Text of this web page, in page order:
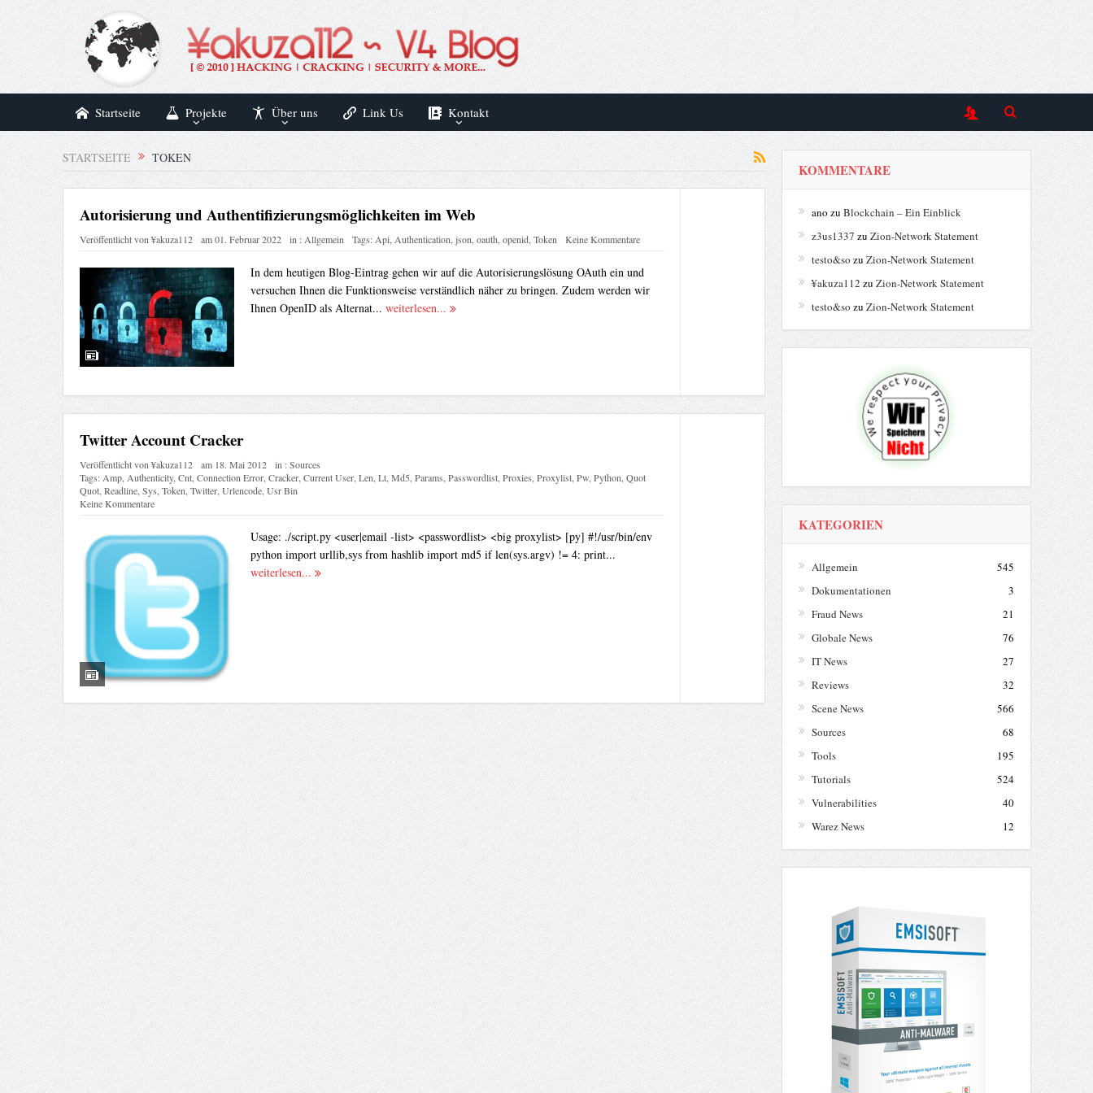
Startseite Projekte Über uns Link Us Kontakt
STARTSEITE TOKEN
Autorisierung und Authentifizierungsmöglichkeiten im Web
Veröffentlicht von¥akuza112 am01. Februar 2022 in :Allgemein Tags:Api,Authentication,json,oauth,openid,Token Keine Kommentare
In dem heutigen Blog-Eintrag gehen wir auf die Autorisierungslösung OAuth ein und
versuchen Ihnen die Funktionsweise verständlich näher zu bringen. Zudem werden wir
Ihnen OpenID als Alternat... weiterlesen...
Twitter Account Cracker
Veröffentlicht von¥akuza112 am 18. Mai 2012 in :Sources
Tags:Amp,Authenticity,Cnt,Connection Error,Cracker,Current User,Len,Lt,Md5,Params,Passwordlist,Proxies,Proxylist,Pw,Python,Quot
Quot,Readline,Sys,Token,Twitter,Urlencode,Usr Bin
Keine Kommentare
Usage: ./script.py <user|email -list> <passwordlist> <big proxylist> [py] #!/usr/bin/env
python import urllib,sys from hashlib import md5 if len(sys.argv) != 4: print...
weiterlesen...
KOMMENTARE
ano zu Blockchain – Ein Einblick
z3us1337 zu Zion-Network Statement
testo&so zu Zion-Network Statement
¥akuza112 zu Zion-Network Statement
testo&so zu Zion-Network Statement
KATEGORIEN
Allgemein
545
Dokumentationen
3
Fraud News
21
Globale News
76
IT News
27
Reviews
32
Scene News
566
Sources
68
Tools
195
Tutorials
524
Vulnerabilities
40
Warez News
12